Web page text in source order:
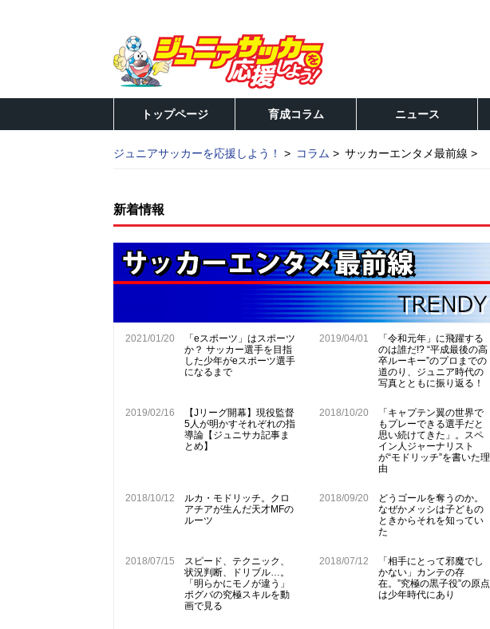
トップページ 育成コラム ニュース
ジュニアサッカーを応援しよう！ コラム サッカーエンタメ最前線
新着情報
2021/01/20
「eスポーツ」はスポーツ
か？ サッカー選手を目指
した少年がeスポーツ選手
になるまで
2019/04/01
「令和元年」に飛躍する
のは誰だ!? “平成最後の高
卒ルーキー”のプロまでの
道のり、ジュニア時代の
写真とともに振り返る！
2019/02/16
【Jリーグ開幕】現役監督
5人が明かすそれぞれの指
導論【ジュニサカ記事ま
とめ】
2018/10/20
「キャプテン翼の世界で
もプレーできる選手だと
思い続けてきた」。スペ
イン人ジャーナリスト
が“モドリッチ”を書いた理
由
2018/10/12
ルカ・モドリッチ。クロ
アチアが生んだ天才MFの
ルーツ
2018/09/20
どうゴールを奪うのか。
なぜかメッシは子どもの
ときからそれを知ってい
た
2018/07/15
スピード、テクニック、
状況判断、ドリブル…。
「明らかにモノが違う」
ポグバの究極スキルを動
画で見る
2018/07/12
「相手にとって邪魔でし
かない」カンテの存
在。”究極の黒子役”の原点
は少年時代にあり